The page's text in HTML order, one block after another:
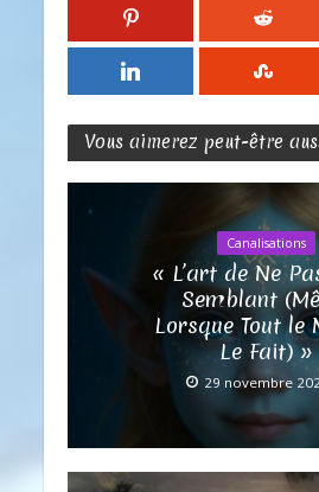
Vous aimerez peut-être
Canalisations
« L’art de Ne
Semblant
Lorsque Tout le
Le Fait) »
29 novembre